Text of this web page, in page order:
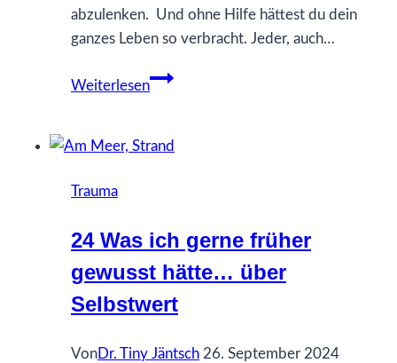
abzulenken. Und ohne Hilfe hättest du dein
ganzes Leben so verbracht. Jeder, auch…
Weiterlesen
44
gerne
über
Ablenkung
Trauma
24 Was ich gerne früher
gewusst hätte… über
Selbstwert
VonDr. Tiny Jäntsch 26. September 2024